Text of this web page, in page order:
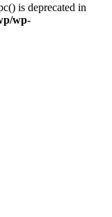
is deprecated in
wp-